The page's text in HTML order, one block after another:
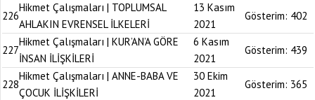
226
Hikmet Çalışmaları | TOPLUMSAL
AHLAKIN EVRENSEL İLKELERİ
13 Kasım
2021
Gösterim: 402
227
Hikmet Çalışmaları | KUR’AN’A GÖRE
İNSAN İLİŞKİLERİ
6 Kasım
2021
Gösterim: 439
228
Hikmet Çalışmaları | ANNE-BABA VE
ÇOCUK İLİŞKİLERİ
30 Ekim
2021
Gösterim: 365